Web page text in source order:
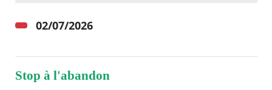
02/07/2026
Stop à l'abandon